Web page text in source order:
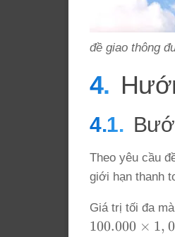
đề giao thông
Theo yêu cầu
giới hạn thanh
Giá trị tối đa
100.000
100.000 × 1,